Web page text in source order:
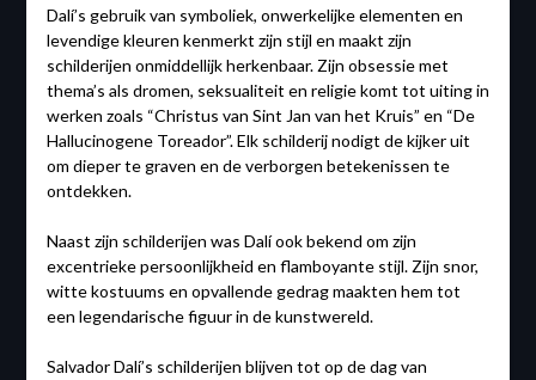
Dalí’s gebruik van symboliek, onwerkelijke elementen en
levendige kleuren kenmerkt zijn stijl en maakt zijn
schilderijen onmiddellijk herkenbaar. Zijn obsessie met
thema’s als dromen, seksualiteit en religie komt tot uiting in
werken zoals “Christus van Sint Jan van het Kruis” en “De
Hallucinogene Toreador”. Elk schilderij nodigt de kijker uit
om dieper te graven en de verborgen betekenissen te
ontdekken.
Naast zijn schilderijen was Dalí ook bekend om zijn
excentrieke persoonlijkheid en flamboyante stijl. Zijn snor,
witte kostuums en opvallende gedrag maakten hem tot
een legendarische figuur in de kunstwereld.
Salvador Dalí’s schilderijen blijven tot op de dag van